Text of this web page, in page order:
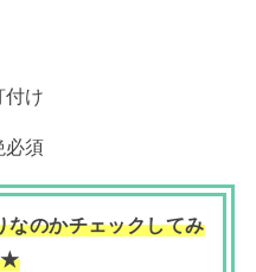
付け
必須
のかチェックしてみ
★